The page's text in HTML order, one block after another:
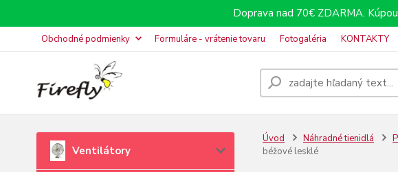
Doprava nad 70€ ZDARMA.
Obchodné podmienky Formuláre - vrátenie tovaru Fotogaléria KONTAKTY
Ventilátory
Úvod Náhradné tienidlá
béžové lesklé